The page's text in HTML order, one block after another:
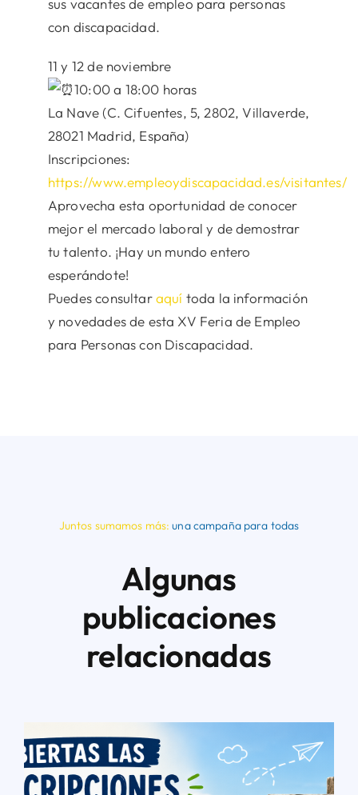
sus vacantes de empleo para personas
con discapacidad.
11 y 12 de noviembre
10:00 a 18:00 horas
La Nave (C. Cifuentes, 5, 2802, Villaverde,
28021 Madrid, España)
Inscripciones:
https://www.empleoydiscapacidad.es/visitantes/
Aprovecha esta oportunidad de conocer
mejor el mercado laboral y de demostrar
tu talento. ¡Hay un mundo entero
esperándote!
Puedes consultaraquí toda la información
y novedades de esta XV Feria de Empleo
para Personas con Discapacidad.
Juntos sumamos más:una campaña para todas
Algunas
publicaciones
relacionadas